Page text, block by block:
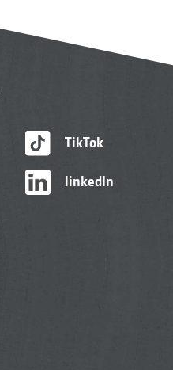
TikTok
linkedIn